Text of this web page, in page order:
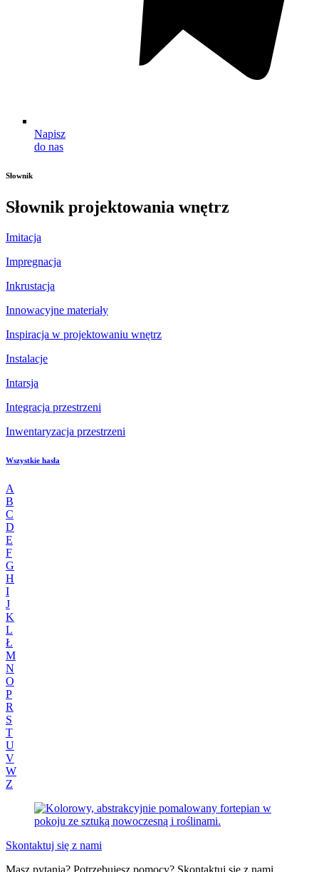
Napisz
do nas
Słownik
Słownik projektowania wnętrz
Imitacja
Impregnacja
Inkrustacja
Innowacyjne materiały
Inspiracja w projektowaniu wnętrz
Instalacje
Intarsja
Integracja przestrzeni
Inwentaryzacja przestrzeni
Wszystkie hasła
A
B
C
D
E
F
G
H
I
J
K
L
Ł
M
N
O
P
R
S
T
U
V
W
Z
Skontaktuj się z nami
Masz pytania? Potrzebujesz pomocy? Skontaktuj się z nami,